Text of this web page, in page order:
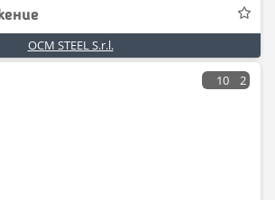
OCM STEEL S.r.l.
10 2